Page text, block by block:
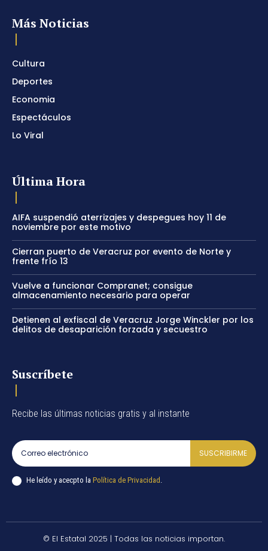
Más Noticias
Cultura
Deportes
Economia
Espectáculos
Lo Viral
Última Hora
AIFA suspendió aterrizajes y despegues hoy 11 de
noviembre por este motivo
Cierran puerto de Veracruz por evento de Norte y
frente frío 13
Vuelve a funcionar Compranet; consigue
almacenamiento necesario para operar
Detienen al exfiscal de Veracruz Jorge Winckler por los
delitos de desaparición forzada y secuestro
Suscríbete
Recibe las últimas noticias gratis y al instante
SUSCRIBIRME
He leído y acecpto la Política de Privacidad .
© El Estatal 2025 | Todas las noticias importan.